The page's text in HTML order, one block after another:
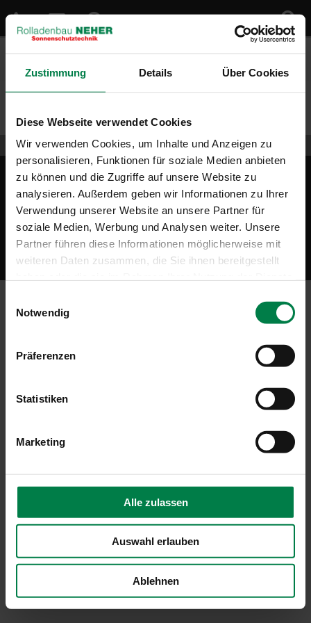
Zustimmung Details Über Cookies
Diese Webseite verwendet Cookies
Wir verwenden Cookies, um Inhalte und Anzeigen zu
personalisieren, Funktionen für soziale Medien anbieten
zu können und die Zugriffe auf unsere Website zu
analysieren. Außerdem geben wir Informationen zu Ihrer
Verwendung unserer Website an unsere Partner für
soziale Medien, Werbung und Analysen weiter. Unsere
Partner führen diese Informationen möglicherweise mit
weiteren Daten zusammen, die Sie ihnen bereitgestellt
Notwendig
Präferenzen
Statistiken
Marketing
Alle zulassen
Auswahl erlauben
Ablehnen
Impressum Datenschutz Sitemap
Rolladenbau Neher GmbH
Isarstraße 34
83674 Gaißach bei Bad Tölz